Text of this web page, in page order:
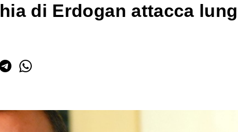
di Erdogan attacca